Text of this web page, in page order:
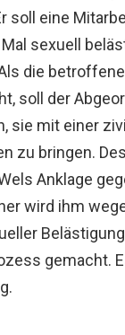
soll eine
sexuell
die
soll der
sie mit einer
zu bringen.
Anklage
wird ihm
gemacht.